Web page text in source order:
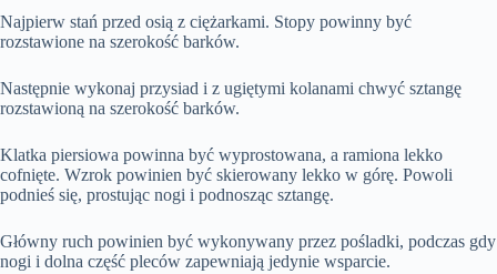
Najpierw stań przed osią z ciężarkami. Stopy powinny być
rozstawione na szerokość barków.
Następnie wykonaj przysiad i z ugiętymi kolanami chwyć sztangę
rozstawioną na szerokość barków.
Klatka piersiowa powinna być wyprostowana, a ramiona lekko
cofnięte. Wzrok powinien być skierowany lekko w górę. Powoli
podnieś się, prostując nogi i podnosząc sztangę.
Główny ruch powinien być wykonywany przez pośladki, podczas gdy
nogi i dolna część pleców zapewniają jedynie wsparcie.